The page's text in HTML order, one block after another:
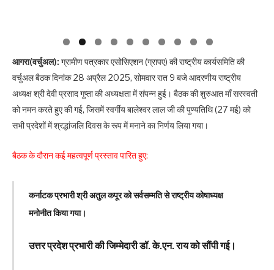
आगरा(वर्चुअल): ग्रामीण पत्रकार एसोसिएशन (ग्रापए) की राष्ट्रीय कार्यसमिति की
वर्चुअल बैठक दिनांक 28 अप्रैल 2025, सोमवार रात 9 बजे आदरणीय राष्ट्रीय
अध्यक्ष श्री देवी प्रसाद गुप्ता की अध्यक्षता में संपन्न हुई। बैठक की शुरुआत माँ सरस्वती
को नमन करते हुए की गई, जिसमें स्वर्गीय बालेश्वर लाल जी की पुण्यतिथि (27 मई) को
सभी प्रदेशों में श्रद्धांजलि दिवस के रूप में मनाने का निर्णय लिया गया।
बैठक के दौरान कई महत्वपूर्ण प्रस्ताव पारित हुए:
कर्नाटक प्रभारी श्री अतुल कपूर को सर्वसम्मति से राष्ट्रीय कोषाध्यक्ष
मनोनीत किया गया।
उत्तर प्रदेश प्रभारी की जिम्मेदारी डॉ. के.एन. राय को सौंपी गई।